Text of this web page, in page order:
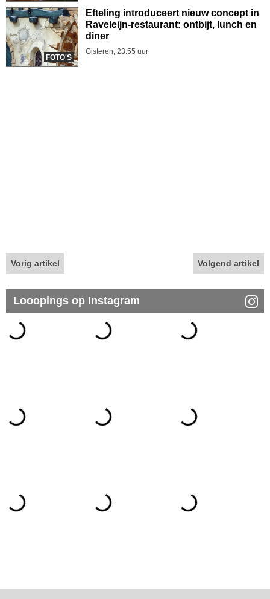
FOTO'S
Efteling introduceert nieuw concept in
Raveleijn-restaurant: ontbijt, lunch en
diner
Gisteren, 23.55 uur
Vorig artikel Volgend artikel
Looopings op Instagram